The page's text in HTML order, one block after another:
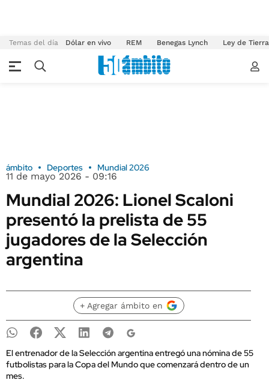
Temas del día Dólar en vivo REM Benegas Lynch Ley de
ámbito Deportes Mundial 2026
11 de mayo 2026 - 09:16
Mundial 2026: Lionel Scaloni
presentó la prelista de 55
jugadores de la Selección
argentina
+ Agregar ámbito en
El entrenador de la Selección argentina entregó una nómina de 55
futbolistas para la Copa del Mundo que comenzará dentro de un
mes.